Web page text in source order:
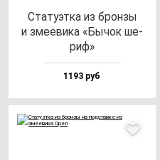
Ста­ту­эт­ка из брон­зы
и зме­еви­ка «Бычок ше­
риф»
1193 руб